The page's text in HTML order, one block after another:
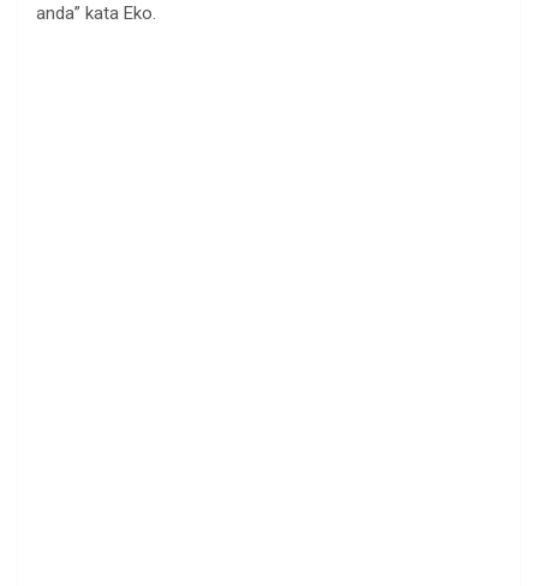
anda” kata Eko.